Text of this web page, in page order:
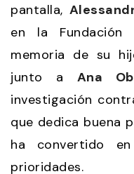
pantalla,
en la Fundación
memoria de su
junto a Ana
investigación
que dedica buena
ha convertido
prioridades.